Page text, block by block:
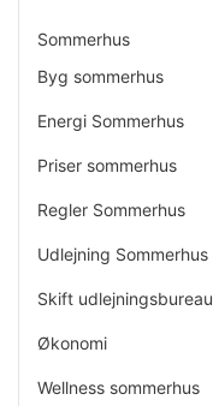
Sommerhus
Byg sommerhus
Energi Sommerhus
Priser sommerhus
Regler Sommerhus
Udlejning Sommerhus
Skift udlejningsbureau
Økonomi
Wellness sommerhus